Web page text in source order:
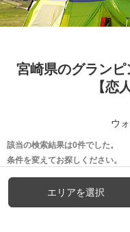
宮崎県のグランピ
【恋
ウ
該当の検索結果は0件でした。
条件を変えてお探しください。
エリアを選択